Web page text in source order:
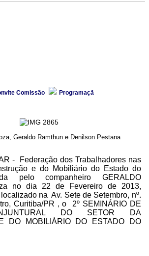
Comissão Programaçã
Geraldo Ramthun e Denilson Pestana
- Federação dos Trabalhadores nas
e do Mobiliário do Estado do
pelo companheiro GERALDO
no dia 22 de Fevereiro de 2013,
localizado na Av. Sete de Setembro, nº.
Curitiba/PR , o 2º SEMINÁRIO DE
DO SETOR DA
DO MOBILIÁRIO DO ESTADO DO